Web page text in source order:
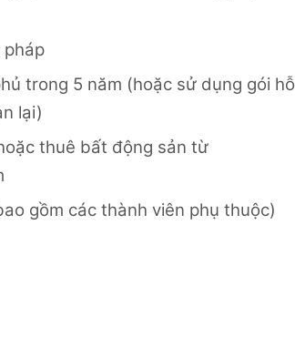
pháp
trong 5 năm (hoặc sử dụng gói hỗ
lại)
thuê bất động sản từ
gồm các thành viên phụ thuộc)